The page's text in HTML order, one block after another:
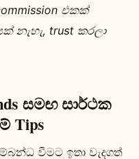
එකක්
නැහැ, trust කරලා
සමඟ සාර්ථක
Tips
වීමට ඉතා වැදගත්